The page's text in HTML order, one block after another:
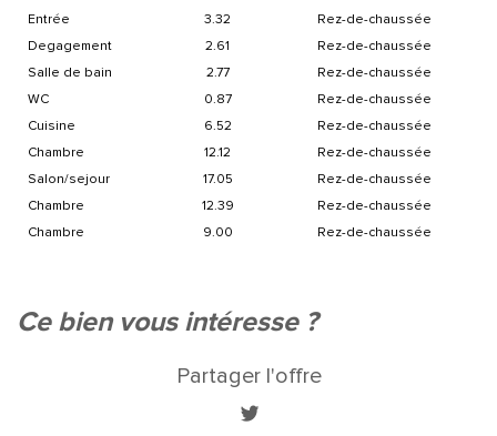
−
Bar
entrée 3.32
Rez-de-chaussée
degagement
2.61
Rez-de-chaussée
salle de bain
2.77
Rez-de-chaussée
WC
0.87
Rez-de-chaussée
cuisine
6.52
Rez-de-chaussée
chambre
12.12
Rez-de-chaussée
salon/sejour
17.05
Rez-de-chaussée
chambre
12.39
Rez-de-chaussée
chambre
9.00 Rez-de-chaussée
ce bien vous intéresse ?
Partager l'offre